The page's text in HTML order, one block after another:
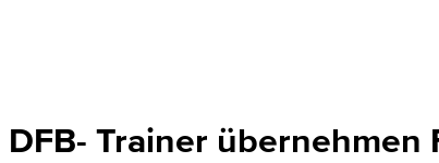
DFB- Trainer übernehmen